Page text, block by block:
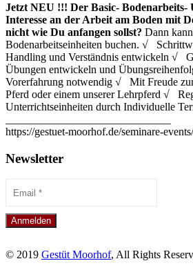
Jetzt NEU !!! Der Basic-
Interesse an der Arbeit am Boden mit
nicht wie Du anfangen sollst? Dann
Bodenarbeitseinheiten buchen. √
Handling und Verständnis entwickeln √
Übungen entwickeln und
Vorerfahrung notwendig √ Mit Freude
Pferd oder einem unserer Lehrpferd √
Unterrichtseinheiten durch Individuelle
https://gestuet-moorhof.de/seminare-events/
Newsletter
© 2019 Gestüt Moorhof, All Rights